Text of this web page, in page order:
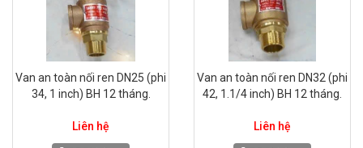
Van an toàn nối ren DN25 (phi
34, 1 inch) BH 12 tháng.
Liên hệ
Van an toàn nối ren DN32 (phi
42, 1.1/4 inch) BH 12 tháng.
Liên hệ